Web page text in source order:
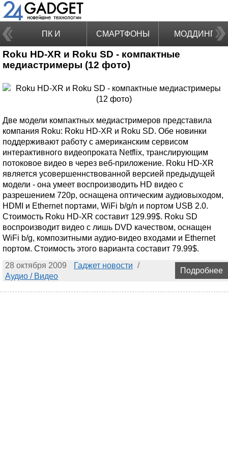
ПК И
НОУТБУКИ
СМАРТФОНЫ МОДДИНГ
Roku HD-XR и Roku SD - компактные
медиастримеры (12 фото)
Две модели компактных медиастримеров представила
компания Roku: Roku HD-XR и Roku SD. Обе новинки
поддерживают работу с американским сервисом
интерактивного видеопроката Netflix, транслирующим
потоковое видео в через веб-приложение. Roku HD-XR
является усовершеннствованной версией предыдущей
модели - она умеет воспроизводить HD видео с
разрешением 720p, оснащена оптическим аудиовыходом,
HDMI и Ethernet портами, WiFi b/g/n и портом USB 2.0.
Стоимость Roku HD-XR составит 129.99$. Roku SD
воспроизводит видео с лишь DVD качеством, оснащен
WiFi b/g, композитными аудио-видео входами и Ethernet
портом. Стоимость этого варианта составит 79.99$.
28 октября 2009
Гаджет новости /
Аудио / Видео
Подробнее